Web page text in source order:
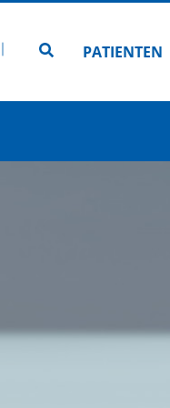
Zur Seitensuche
PATIENTEN